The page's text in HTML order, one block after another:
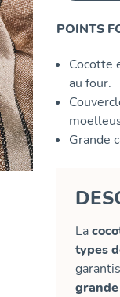
POINTS
Cocotte
au four.
Grande
La
types